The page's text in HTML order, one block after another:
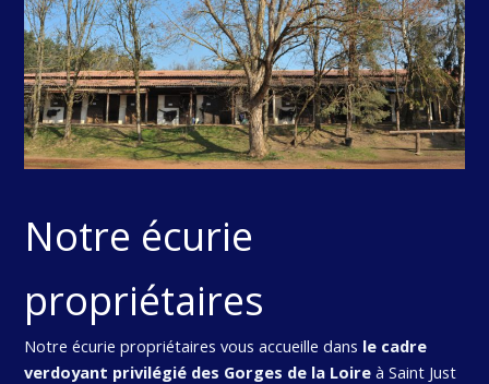
Notre écurie
propriétaires
Notre écurie propriétaires vous accueille dans le cadre
verdoyant privilégié des Gorges de la Loireà Saint Just